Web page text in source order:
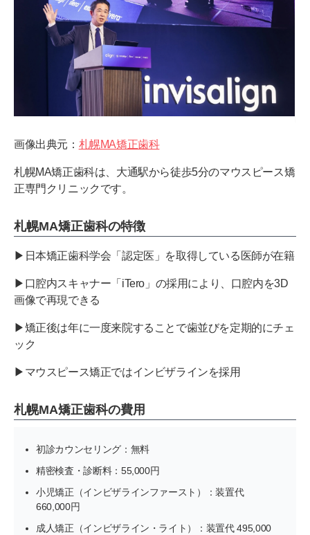
画像出典元： 札幌MA矯正歯科
札幌MA矯正歯科は、大通駅から徒歩5分のマウスピース矯
正専門クリニックです。
札幌MA矯正歯科の特徴
▶日本矯正歯科学会「認定医」を取得している医師が在籍
▶口腔内スキャナー「iTero」の採用により、口腔内を3D
画像で再現できる
▶矯正後は年に一度来院することで歯並びを定期的にチェ
ック
▶マウスピース矯正ではインビザラインを採用
札幌MA矯正歯科の費用
初診カウンセリング：無料
精密検査・診断料：55,000円
小児矯正（インビザラインファースト）：装置代
660,000円
成人矯正（インビザライン・ライト）：装置代 495,000